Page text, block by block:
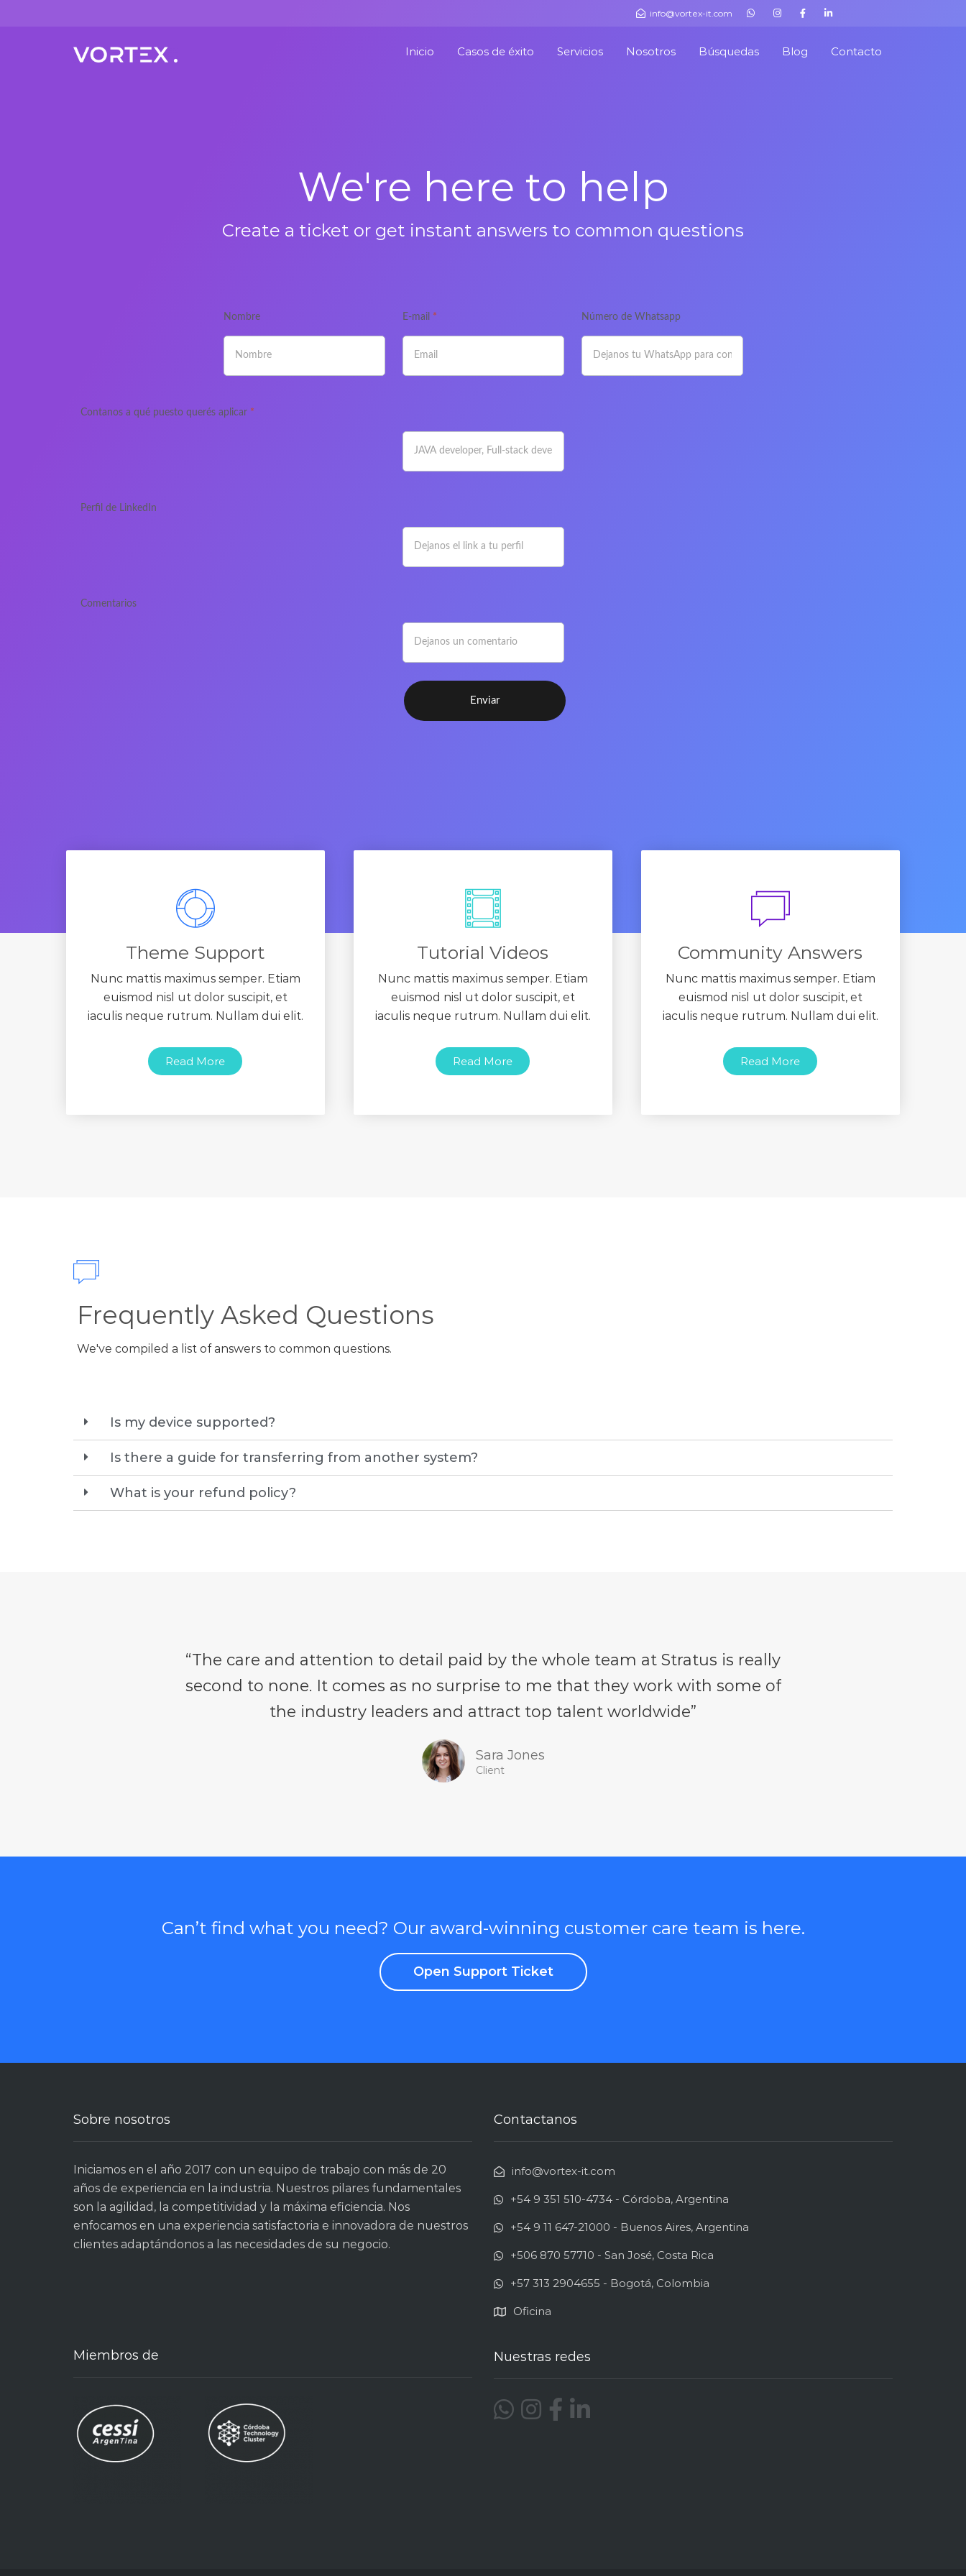
info@vortex-it.com
Inicio Casos de éxito Servicios Nosotros Búsquedas Blog Contacto
We're here to help
Create a ticket or get instant answers to common questions
Nombre E-mail * Número de Whatsapp
Contanos a qué puesto querés aplicar *
Perfil de LinkedIn
Comentarios
Theme Support
Nunc mattis maximus semper. Etiam
euismod nisl ut dolor suscipit, et
iaculis neque rutrum. Nullam dui elit.
Read More
Tutorial Videos
Nunc mattis maximus semper. Etiam
euismod nisl ut dolor suscipit, et
iaculis neque rutrum. Nullam dui elit.
Read More
Community Answers
Nunc mattis maximus semper. Etiam
euismod nisl ut dolor suscipit, et
iaculis neque rutrum. Nullam dui elit.
Read More
Frequently Asked Questions
We've compiled a list of answers to common questions.
Is my device supported?
Is there a guide for transferring from another system?
What is your refund policy?
“The care and attention to detail paid by the whole team at Stratus is really
second to none. It comes as no surprise to me that they work with some of
the industry leaders and attract top talent worldwide”
Sara Jones
Client
Can’t find what you need? Our award-winning customer care team is here.
Open Support Ticket
Sobre nosotros
Iniciamos en el año 2017 con un equipo de trabajo con más de 20
años de experiencia en la industria. Nuestros pilares fundamentales
son la agilidad, la competitividad y la máxima eficiencia. Nos
enfocamos en una experiencia satisfactoria e innovadora de nuestros
clientes adaptándonos a las necesidades de su negocio.
Miembros de
Contactanos
info@vortex-it.com
+54 9 351 510-4734 - Córdoba, Argentina
+54 9 11 647-21000 - Buenos Aires, Argentina
+506 870 57710 - San José, Costa Rica
+57 313 2904655 - Bogotá, Colombia
Oficina
Nuestras redes